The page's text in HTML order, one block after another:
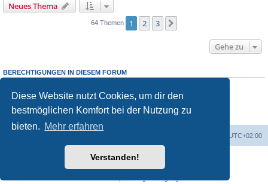
Diese Website nutzt Cookies, um dir den
bestmöglichen Komfort bei der Nutzung zu
bieten. Mehr erfahren
Verstanden!
Neues Thema
64 Themen 1 2 3
Gehe zu
BERECHTIGUNGEN IN DIESEM FORUM
Du darfst
keine Antworten zu Themen in diesem Forum erstellen.
Du darfst deine Beiträge in diesem Forumnichtändern.
Du darfst deine Beiträge in diesem Forum nicht löschen.
keine
UTC+02:00
Powered byphpBB® Forum Software © phpBB Limited
phpBB.de